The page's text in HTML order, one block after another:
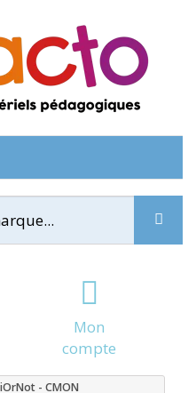
Mon
compte
- CMON